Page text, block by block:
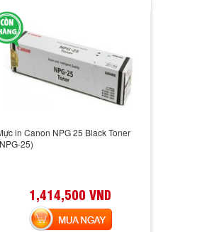
in Canon NPG 25 Black Toner
25)
1,414,500 VND
MUA NGAY